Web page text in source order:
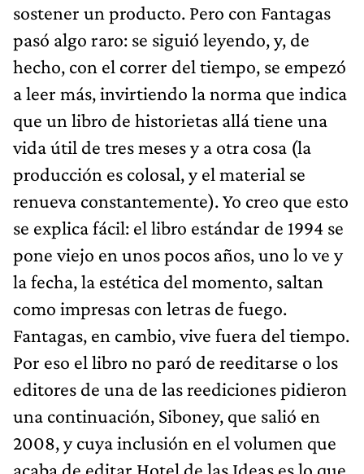
sostener un producto. Pero con Fantagas
pasó algo raro: se siguió leyendo, y, de
hecho, con el correr del tiempo, se empezó
a leer más, invirtiendo la norma que indica
que un libro de historietas allá tiene una
vida útil de tres meses y a otra cosa (la
producción es colosal, y el material se
renueva constantemente). Yo creo que esto
se explica fácil: el libro estándar de 1994 se
pone viejo en unos pocos años, uno lo ve y
la fecha, la estética del momento, saltan
como impresas con letras de fuego.
Fantagas, en cambio, vive fuera del tiempo.
Por eso el libro no paró de reeditarse o los
editores de una de las reediciones pidieron
una continuación, Siboney, que salió en
2008, y cuya inclusión en el volumen que
acaba de editar Hotel de las Ideas es lo que